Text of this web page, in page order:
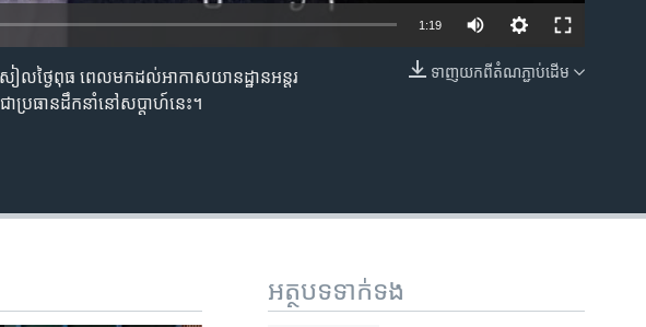
EMBED
1:19
ទាញ​យក​ពី​តំណភ្ជាប់​ដើម
ៀល​ថ្ងៃ​ពុធ ពេល​មក​ដល់​អាកាស​យាន​ដ្ឋាន​អន្តរ​
ជា​ប្រធាន​ដឹក​នាំ​នៅ​សប្ដាហ៍​នេះ។
អត្ថបទ​ទាក់ទង